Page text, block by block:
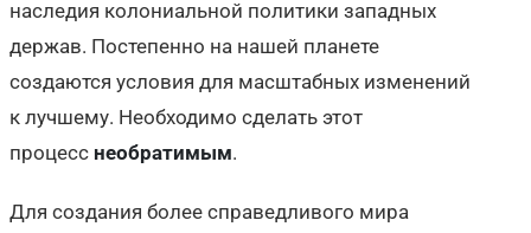
наследия колониальной политики западных
держав. Постепенно на нашей планете
создаются условия для масштабных изменений
к лучшему. Необходимо сделать этот
процесс необратимым.
Для создания более справедливого мира